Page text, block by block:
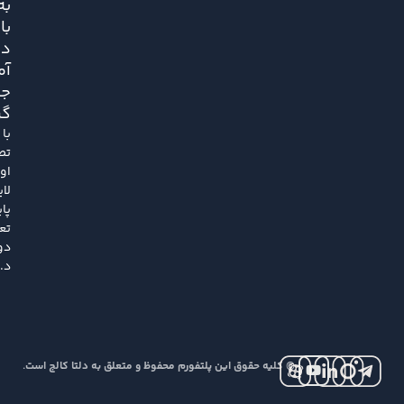
با
© کلیه حقوق این پلتفورم محفوظ و متعلق به دلتا کالج است.